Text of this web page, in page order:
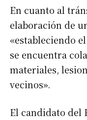
En cuanto al
elaboración de
«estableciendo
se encuentra
materiales,
vecinos».
El candidato del